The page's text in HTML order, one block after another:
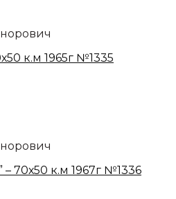
к.м 1965г №1335
70х50 к.м 1967г №1336